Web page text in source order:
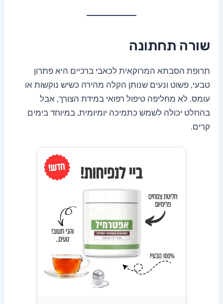
שורה תחתונה
תרופת הסבתא המרוקאית לכאבי ברכיים היא פתרון
טבעי, פשוט ונעים שנותן הקלה מהירה כשיש נוקשות או
עומס. לא מחליפה טיפול רפואי במידת הצורך, אבל
בהחלט יכולה לשמש כתמיכה יומיומית, במיוחד בימים
קרים.